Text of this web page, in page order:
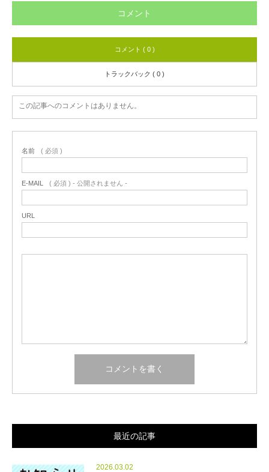
コメント
コメント ( 0 )
トラックバック ( 0 )
この記事へのコメントはありません。
名前 ( 必須 )
E-MAIL ( 必須 ) - 公開されません -
URL
最近の記事
2026.03.02